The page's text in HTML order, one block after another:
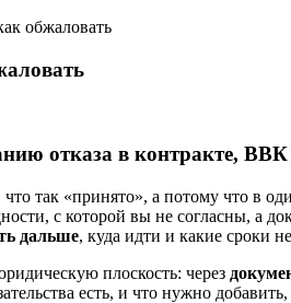
обжаловать
отказа в контракте,
так «принято», а потому что в
с которой вы не согласны, а
дальше, куда идти и какие сроки
плоскость: через
есть, и что нужно